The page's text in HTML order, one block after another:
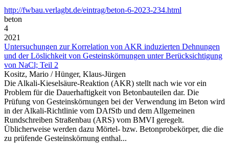
http://fwbau.verlagbt.de/eintrag/beton-6-2023-234.html
beton
4
2021
Untersuchungen zur Korrelation von AKR induzierten Dehnungen
und der Löslichkeit von Gesteinskörnungen unter Berücksichtigung
von NaCl; Teil 2
Kositz, Mario / Hünger, Klaus-Jürgen
Die Alkali-Kieselsäure-Reaktion (AKR) stellt nach wie vor ein
Problem für die Dauerhaftigkeit von Betonbauteilen dar. Die
Prüfung von Gesteinskörnungen bei der Verwendung im Beton wird
in der Alkali-Richtlinie vom DAfStb und dem Allgemeinen
Rundschreiben Straßenbau (ARS) vom BMVI geregelt.
Üblicherweise werden dazu Mörtel- bzw. Betonprobekörper, die die
zu prüfende Gesteinskörnung enthal...